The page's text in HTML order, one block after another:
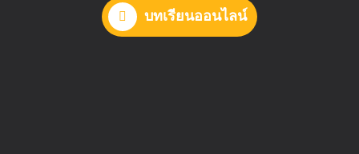
บทเรียนออนไลน์